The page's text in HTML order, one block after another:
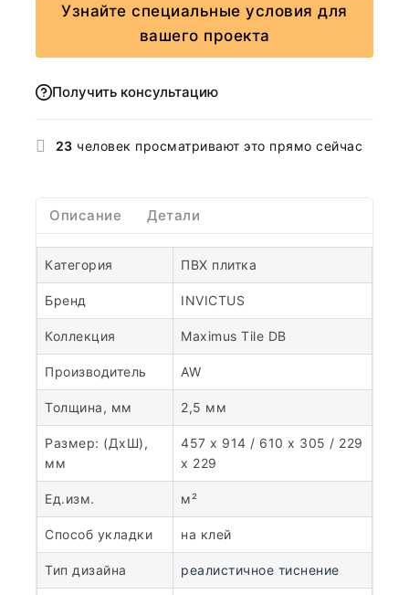
Узнайте специальные условия для
вашего проекта
Получить консультацию
23 человек просматривают это прямо сейчас
Описание Детали
Категория ПВХ плитка
Бренд INVICTUS
Коллекция Maximus Tile DB
Производитель AW
Толщина, мм 2,5 мм
Размер: (ДхШ),
мм
457 x 914 / 610 x 305 / 229
x 229
Ед.изм. м²
Способ укладки на клей
Тип дизайна реалистичное тиснение